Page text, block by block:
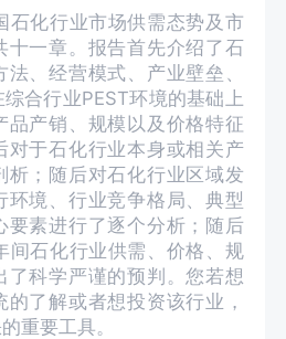
石化行业市场供需态势及市
十一章。报告首先介绍了石
、经营模式、产业壁垒、
合行业PEST环境的基础上
品产销、规模以及价格特征
对于石化行业本身或相关产
析；随后对石化行业区域发
环境、行业竞争格局、典型
要素进行了逐个分析；随后
石化行业供需、价格、规
了科学严谨的预判。您若想
了解或者想投资该行业，
重要工具。